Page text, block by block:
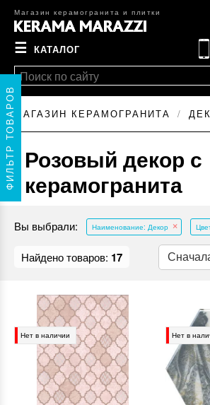
Магазин керамогранита и плитки
☰ КАТАЛОГ
МАГАЗИН КЕРАМОГРАНИТА
Розовый декор с
керамогранита
Вы выбрали: Наименование: Декор
Найдено товаров: 17
Нет в наличии Нет в
ФИЛЬТР ТОВАРОВ